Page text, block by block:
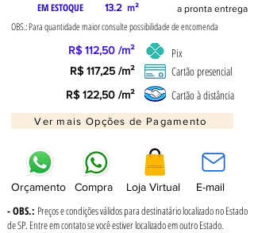
EM ESTOQUE 13.2 m² a pronta entrega
OBS.: Para quantidade maior consulte possibilidade de encomenda
R$ 112,50 /m²
R$ 117,25 /m²
Pix
Cartão presencial
R$ 122,50 /m² Cartão à distância
Ver mais Opções de Pagamento
Orçamento Compra Loja Virtual E-mail
- OBS.: Preços e condições válidos para destinatário localizado no Estado
de SP. Entre em contato se você estiver localizado em outro Estado.